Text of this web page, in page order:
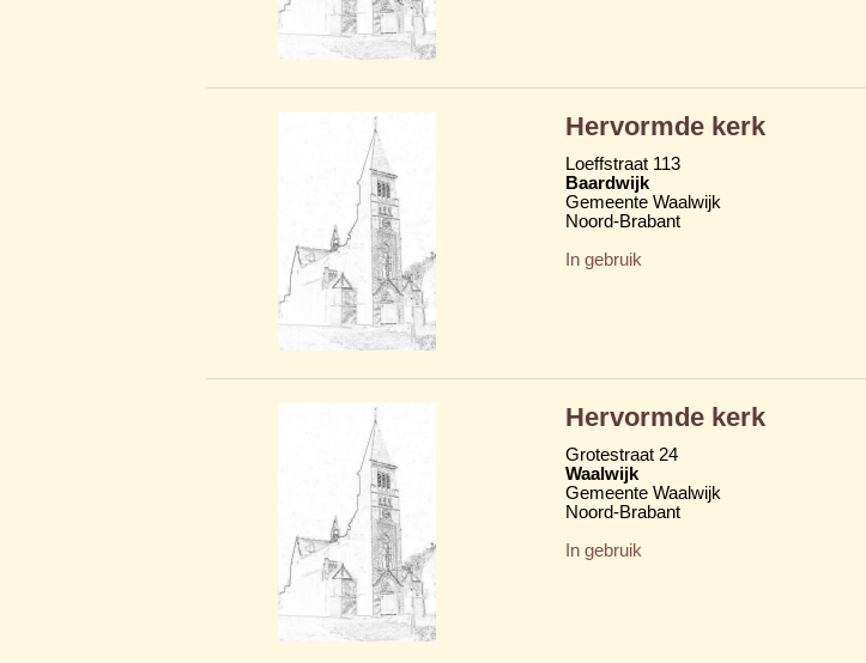
Hervormde kerk
Loeffstraat 113
Baardwijk
Gemeente Waalwijk
Noord-Brabant
In gebruik
Hervormde kerk
Grotestraat 24
Waalwijk
Gemeente Waalwijk
Noord-Brabant
In gebruik